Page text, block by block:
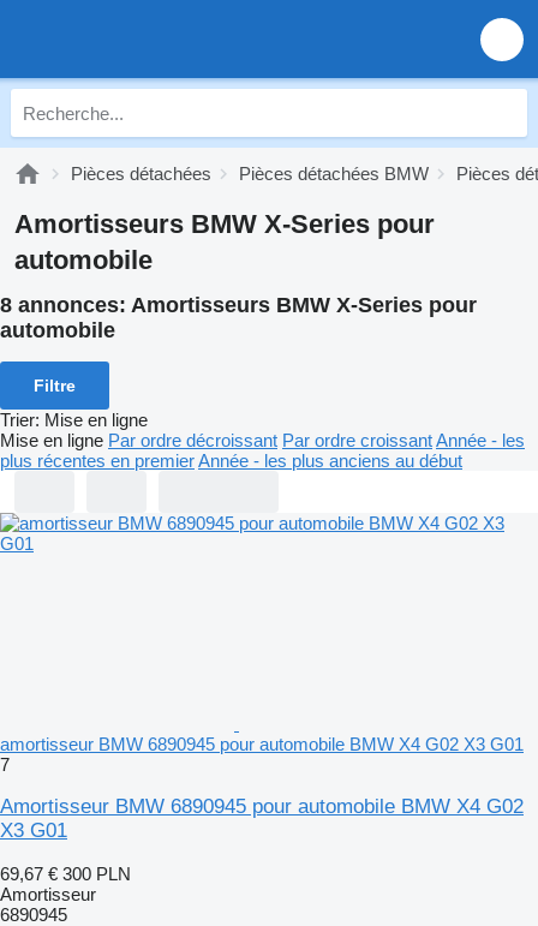
Pièces détachées Pièces détachées BMW Pièces
Amortisseurs BMW X-Series pour
automobile
8 annonces: Amortisseurs BMW X-Series pour
automobile
Filtre
Trier: Mise en ligne
Mise en ligne Par ordre décroissant Par ordre croissantAnnée - les
plus récentes en premierAnnée - les plus anciens au début
amortisseur BMW 6890945 pour automobile BMW X4 G02 X3 G01
7
Amortisseur BMW 6890945 pour automobile BMW X4 G02
X3 G01
69,67 € 300 PLN
Amortisseur
6890945